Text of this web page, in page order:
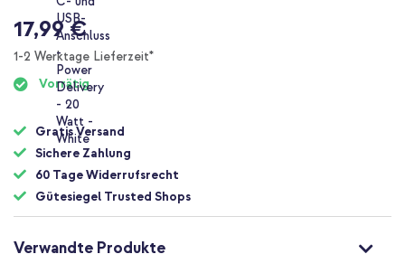
17,99 €
1-2 Werktage Lieferzeit*
Vorrätig
Gratis Versand
Sichere Zahlung
60 Tage Widerrufsrecht
Gütesiegel Trusted Shops
Verwandte Produkte